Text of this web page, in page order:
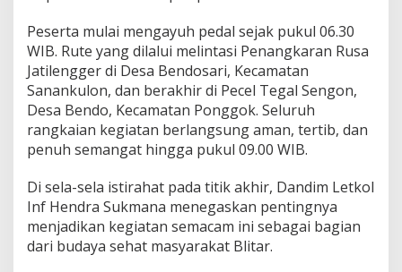
Peserta mulai mengayuh pedal sejak pukul 06.30
WIB. Rute yang dilalui melintasi Penangkaran Rusa
Jatilengger di Desa Bendosari, Kecamatan
Sanankulon, dan berakhir di Pecel Tegal Sengon,
Desa Bendo, Kecamatan Ponggok. Seluruh
rangkaian kegiatan berlangsung aman, tertib, dan
penuh semangat hingga pukul 09.00 WIB.
Di sela-sela istirahat pada titik akhir, Dandim Letkol
Inf Hendra Sukmana menegaskan pentingnya
menjadikan kegiatan semacam ini sebagai bagian
dari budaya sehat masyarakat Blitar.